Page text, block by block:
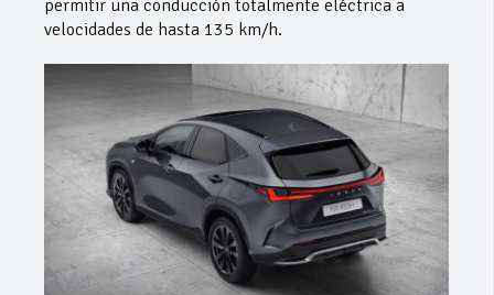
permitir una conducción totalmente eléctrica a
velocidades de hasta 135 km/h.